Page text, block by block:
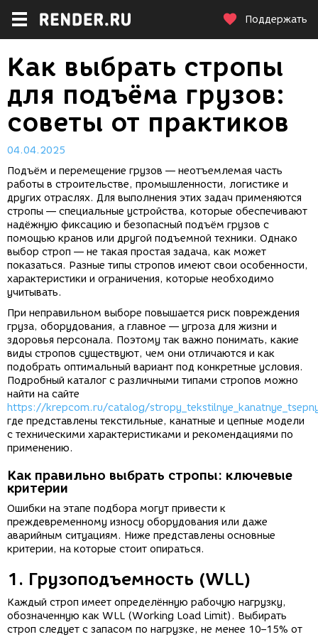
Поддержать
Как выбрать стропы
для подъёма грузов:
советы от практиков
04.04.2025
Подъём и перемещение грузов — неотъемлемая часть
работы в строительстве, промышленности, логистике и
других отраслях. Для выполнения этих задач применяются
стропы — специальные устройства, которые обеспечивают
надёжную фиксацию и безопасный подъём грузов с
помощью кранов или другой подъемной техники. Однако
выбор строп — не такая простая задача, как может
показаться. Разные типы стропов имеют свои особенности,
характеристики и ограничения, которые необходимо
учитывать.
При неправильном выборе повышается риск повреждения
груза, оборудования, а главное — угроза для жизни и
здоровья персонала. Поэтому так важно понимать, какие
виды стропов существуют, чем они отличаются и как
подобрать оптимальный вариант под конкретные условия.
Подробный каталог с различными типами стропов можно
найти на сайте
https://krepcom.ru/catalog/
где представлены текстильные, канатные и цепные модели
с техническими характеристиками и рекомендациями по
применению.
Как правильно выбрать стропы: ключевые
критерии
Ошибки на этапе подбора могут привести к
преждевременному износу оборудования или даже
аварийным ситуациям. Ниже представлены основные
критерии, на которые стоит опираться.
1. Грузоподъемность (WLL)
Каждый строп имеет определённую рабочую нагрузку,
обозначенную как WLL (Working Load Limit). Выбирать
строп следует с запасом по нагрузке, не менее 10–15% от